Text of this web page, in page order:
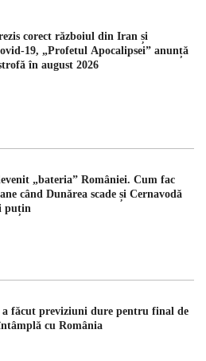
corect războiul din Iran și
19, „Profetul Apocalipsei” anunță
în august 2026
„bateria” României. Cum fac
când Dunărea scade și Cernavodă
puțin
a făcut previziuni dure pentru final de
cu România